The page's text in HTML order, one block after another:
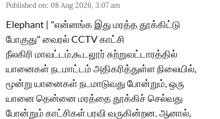
Published on: 08 Aug 2026, 3:07 am
Elephant | "என்னங்க இது மரத்த தூக்கிட்டு
போகுது" வைரல் CCTV காட்சி
நீலகிரி மாவட்டம்,கூடலூர் சுற்றுவட்டாரத்தில்
யானைகள் நடமாட்டம் அதிகரித்துள்ள நிலையில்,
மூன்று யானைகள் நடமாடுவது போன்றும், ஒரு
யானை தென்னை மரத்தை தூக்கிச் செல்வது
போன்றும் காட்சிகள் பரவி வருகின்றன. ஆனால்,